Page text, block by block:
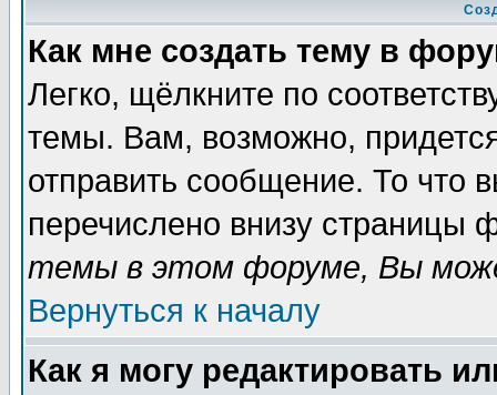
Как мне создать тему в
Легко, щёлкните по
темы. Вам, возможно,
отправить сообщение. То что
перечислено внизу страницы
темы в этом форуме, Вы
Вернуться к началу
Как я могу редактировать